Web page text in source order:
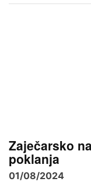
Zaječarsko
poklanja
01/08/2024